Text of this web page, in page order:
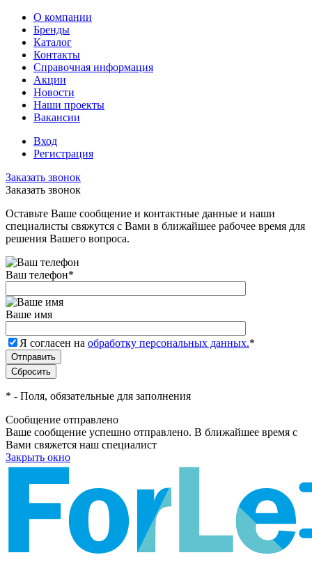
О компании
Бренды
Каталог
Контакты
Справочная информация
Акции
Новости
Наши проекты
Вакансии
Вход
Регистрация
Заказать звонок
Заказать звонок
Оставьте Ваше сообщение и контактные данные и наши
специалисты свяжутся с Вами в ближайшее рабочее время для
решения Вашего вопроса.
Ваш телефон*
Ваше имя
Я согласен на обработку персональных данных.*
* - Поля, обязательные для заполнения
Сообщение отправлено
Ваше сообщение успешно отправлено. В ближайшее время с
Вами свяжется наш специалист
Закрыть окно